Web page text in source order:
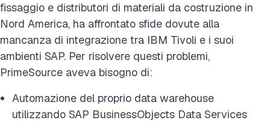
fissaggio e distributori di materiali da costruzione in
Nord America, ha affrontato sfide dovute alla
mancanza di integrazione tra IBM Tivoli e i suoi
ambienti SAP. Per risolvere questi problemi,
PrimeSource aveva bisogno di:
Automazione del proprio data warehouse
utilizzando SAP BusinessObjects Data Services